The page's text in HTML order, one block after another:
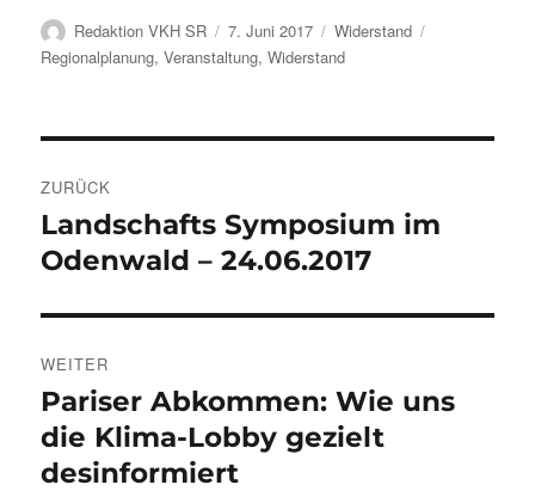
Autor
Redaktion VKH SR
Veröffentlicht
am
7. Juni 2017 Kategorien
Widerstand
Regionalplanung,Veranstaltung,Widerstand
ZURÜCK
Vorheriger
Beitrag:
Landschafts Symposium im
Odenwald – 24.06.2017
WEITER
Nächster
Beitrag:
Pariser Abkommen: Wie uns
die Klima-Lobby gezielt
desinformiert